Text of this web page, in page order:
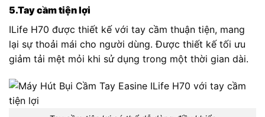
5.Tay cầm tiện lợi
ILife H70 được thiết kế với tay cầm thuận tiện, mang
lại sự thoải mái cho người dùng. Được thiết kế tối ưu
giảm tải mệt mỏi khi sử dụng trong một thời gian dài.